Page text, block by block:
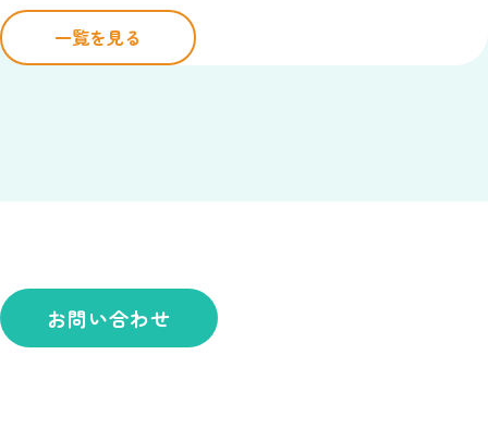
一覧を見る
お問い合わせ